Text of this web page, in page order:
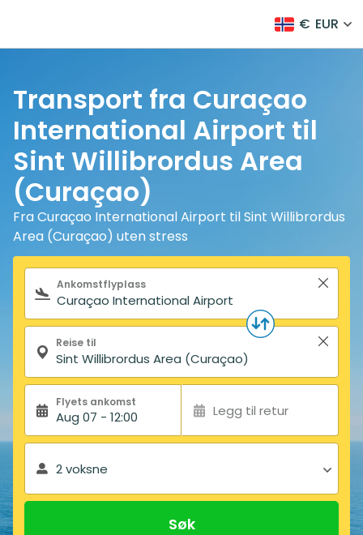
€ EUR
Transport fra Curaçao
International Airport til
Sint Willibrordus Area
(Curaçao)
Fra Curaçao International Airport til Sint Willibrordus
Area (Curaçao) uten stress
Søkeskjema
Ankomstflyplass
Reise til
Flyets ankomst
Aug 07 - 12:00 Legg til retur
2 voksne
Søk